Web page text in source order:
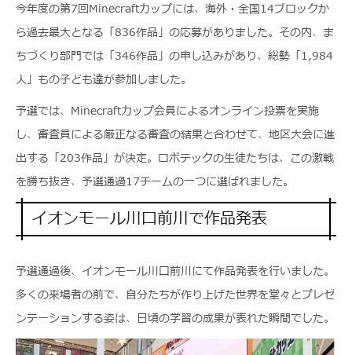
今年度の第7回Minecraftカップには、海外・全国14ブロックか
ら過去最大となる「836作品」の応募がありました。その内、ま
ちづくり部門では「346作品」の申し込みがあり、総勢「1,984
人」もの子ども達が参加しました。
予選では、Minecraftカップ会員によるオンライン投票を実施
し、審査員による厳正なる審査の結果と合わせて、地区大会に進
出する「203作品」が決定。ロボテックの生徒たちは、この激戦
を勝ち抜き、予選通過17チームの一つに選ばれました。
イオンモール川口前川で作品発表
予選通過後、イオンモール川口前川にて作品発表を行いました。
多くの来場者の前で、自分たちが作り上げた世界を堂々とプレゼ
ンテーションする姿は、日頃の学習の成果が表れた瞬間でした。